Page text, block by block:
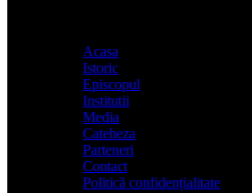
Acasa
Istoric
Episcopul
Institutii
Media
Cateheza
Parteneri
Contact
Politică confidențialitate